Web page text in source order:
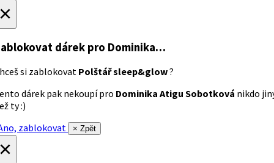
dárek pro Dominika…
si zablokovat Polštář sleep&glow?
dárek pak nekoupí pro Dominika Atigu Sobotková nikdo
ty :)
zablokovat
× Zpět